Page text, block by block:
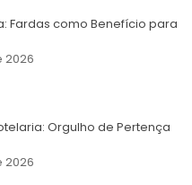
Fardas como Benefício para
2026
Orgulho de Pertença
2026